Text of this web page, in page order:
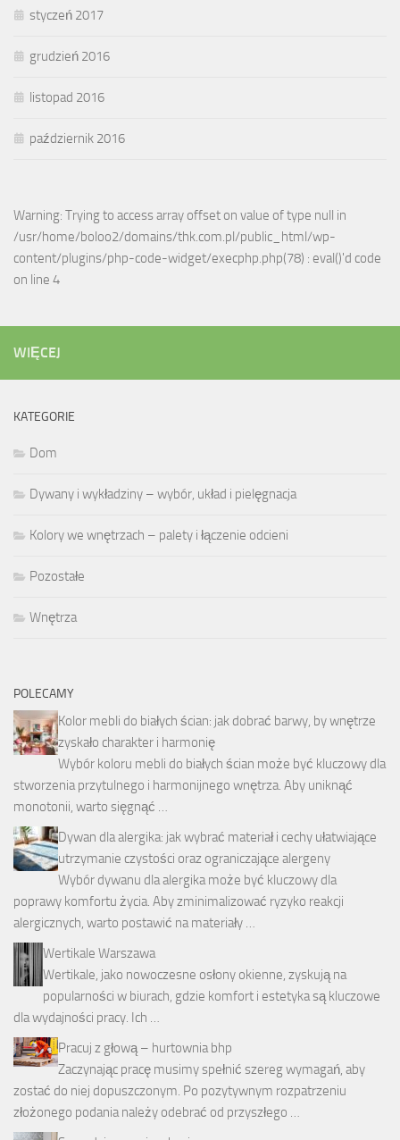
styczeń 2017
grudzień 2016
listopad 2016
październik 2016
Warning: Trying to access array offset on value of type null in
/usr/home/boloo2/domains/thk.com.pl/public_html/wp-
content/plugins/php-code-widget/execphp.php(78) : eval()'d code
on line 4
WIĘCEJ
KATEGORIE
Dom
Dywany i wykładziny – wybór, układ i pielęgnacja
Kolory we wnętrzach – palety i łączenie odcieni
Pozostałe
Wnętrza
POLECAMY
Kolor mebli do białych ścian: jak dobrać barwy, by wnętrze
zyskało charakter i harmonię
Wybór koloru mebli do białych ścian może być kluczowy dla
stworzenia przytulnego i harmonijnego wnętrza. Aby uniknąć
monotonii, warto sięgnąć …
Dywan dla alergika: jak wybrać materiał i cechy ułatwiające
utrzymanie czystości oraz ograniczające alergeny
Wybór dywanu dla alergika może być kluczowy dla
poprawy komfortu życia. Aby zminimalizować ryzyko reakcji
alergicznych, warto postawić na materiały …
Wertikale Warszawa
Wertikale, jako nowoczesne osłony okienne, zyskują na
popularności w biurach, gdzie komfort i estetyka są kluczowe
dla wydajności pracy. Ich …
Pracuj z głową – hurtownia bhp
Zaczynając pracę musimy spełnić szereg wymagań, aby
zostać do niej dopuszczonym. Po pozytywnym rozpatrzeniu
złożonego podania należy odebrać od przyszłego …